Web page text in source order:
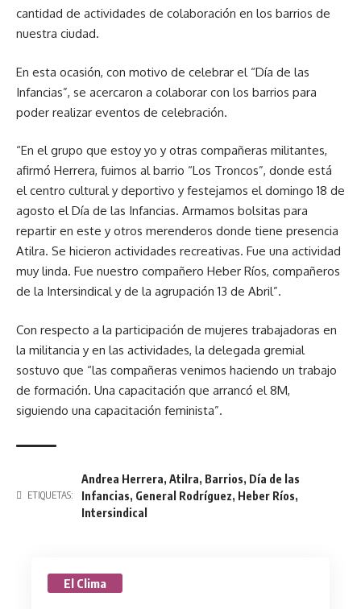
cantidad de actividades de colaboración en los barrios de
nuestra ciudad.
En esta ocasión, con motivo de celebrar el “Día de las
Infancias”, se acercaron a colaborar con los barrios para
poder realizar eventos de celebración.
“En el grupo que estoy yo y otras compañeras militantes,
afirmó Herrera, fuimos al barrio “Los Troncos”, donde está
el centro cultural y deportivo y festejamos el domingo 18 de
agosto el Día de las Infancias. Armamos bolsitas para
repartir en este y otros merenderos donde tiene presencia
Atilra. Se hicieron actividades recreativas. Fue una actividad
muy linda. Fue nuestro compañero Heber Ríos, compañeros
de la Intersindical y de la agrupación 13 de Abril”.
Con respecto a la participación de mujeres trabajadoras en
la militancia y en las actividades, la delegada gremial
sostuvo que “las compañeras venimos haciendo un trabajo
de formación. Una capacitación que arrancó el 8M,
siguiendo una capacitación feminista”.
ETIQUETAS:
Andrea Herrera, Atilra, Barrios, Día de las
Infancias, General Rodríguez, Heber Ríos,
Intersindical
El Clima